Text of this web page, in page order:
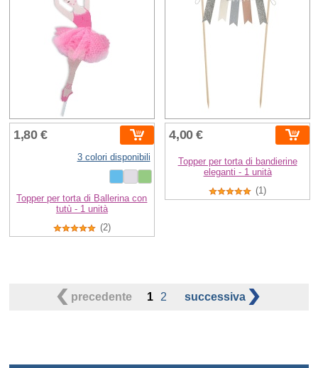
1,80 €
3 colori disponibili
Topper per torta di Ballerina con
tutù - 1 unità
(2)
4,00 €
Topper per torta di bandierine
eleganti - 1 unità
(1)
precedente 1 2 successiva